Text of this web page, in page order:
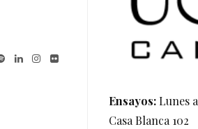
Ensayos:Lunes
Casa Blanca 102